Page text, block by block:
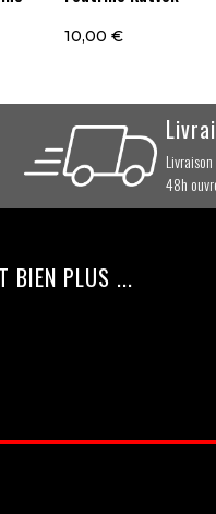
10,00 €
48h
BIEN PLUS ...